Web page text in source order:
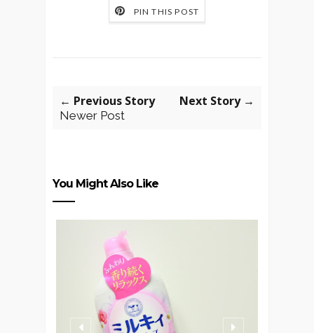
PIN THIS POST
← Previous Story
Newer Post
Next Story →
You Might Also Like